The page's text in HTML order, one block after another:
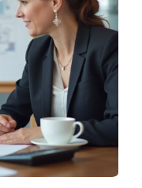
pisos en Pamplona
continuación, te
que lograron